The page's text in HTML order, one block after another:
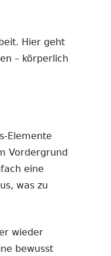
Hier geht
– körperlich
Elemente
Vordergrund
eine
was zu
wieder
bewusst